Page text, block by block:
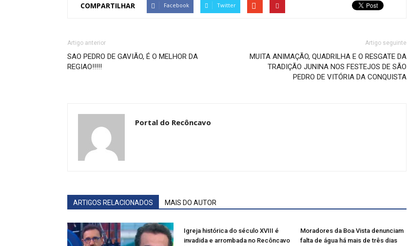
COMPARTILHAR Facebook Twitter
Artigo anterior
SAO PEDRO DE GAVIÃO, É O MELHOR DA
REGIAO!!!!!
Artigo seguinte
MUITA ANIMAÇÃO, QUADRILHA E O RESGATE DA
TRADIÇÃO JUNINA NOS FESTEJOS DE SÃO
PEDRO DE VITÓRIA DA CONQUISTA
Portal do Recôncavo
ARTIGOS RELACIONADOS MAIS DO AUTOR
Igreja histórica do século XVIII é
invadida e arrombada no Recôncavo
Moradores da Boa Vista denunciam
falta de água há mais de três dias